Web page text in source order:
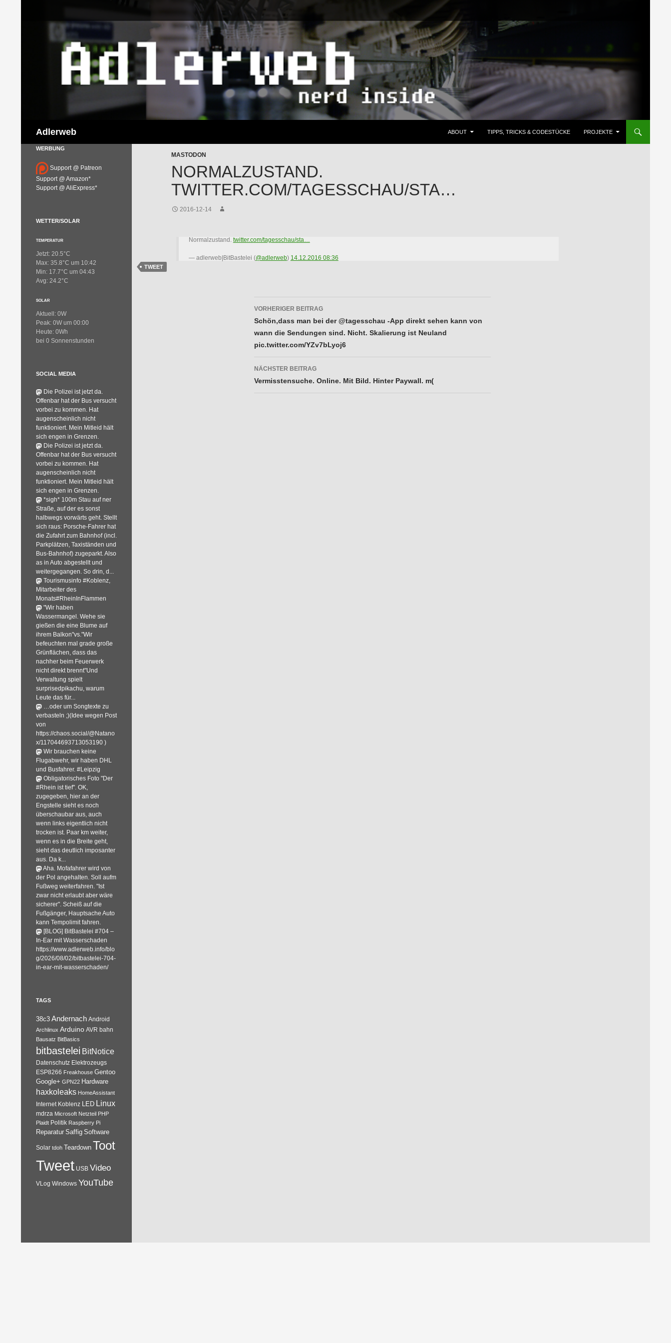
Adlerweb
ABOUT
TIPPS, TRICKS & CODESTÜCKE PROJEKTE
MASTODON
NORMALZUSTAND.
TWITTER.COM/TAGESSCHAU/STA…
2016-12-14
Normalzustand. twitter.com/tagesschau/sta…
— adlerweb|BitBastelei (@adlerweb) 14.12.2016 08:36
TWEET
Beitragsnavigation
VORHERIGER BEITRAG
Schön,dass man bei der @tagesschau -App direkt sehen kann von
wann die Sendungen sind. Nicht. Skalierung ist Neuland
pic.twitter.com/YZv7bLyoj6
NÄCHSTER BEITRAG
Vermisstensuche. Online. Mit Bild. Hinter Paywall. m(
WERBUNG
Support @ Patreon
Support @ Amazon*
Support @ AliExpress*
WETTER/SOLAR
TEMPERATUR
Jetzt: 20.5°C
Max: 35.8°C um 10:42
Min: 17.7°C um 04:43
Avg: 24.2°C
SOLAR
Aktuell: 0W
Peak: 0W um 00:00
Heute: 0Wh
bei 0 Sonnenstunden
SOCIAL MEDIA
Die Polizei ist jetzt da.
Offenbar hat der Bus versucht
vorbei zu kommen. Hat
augenscheinlich nicht
funktioniert. Mein Mitleid hält
sich engen in Grenzen.
Die Polizei ist jetzt da.
Offenbar hat der Bus versucht
vorbei zu kommen. Hat
augenscheinlich nicht
funktioniert. Mein Mitleid hält
sich engen in Grenzen.
*sigh* 100m Stau auf ner
Straße, auf der es sonst
halbwegs vorwärts geht. Stellt
sich raus: Porsche-Fahrer hat
die Zufahrt zum Bahnhof (incl.
Parkplätzen, Taxiständen und
Bus-Bahnhof) zugeparkt. Also
as in Auto abgestellt und
weitergegangen. So drin, d...
Tourismusinfo #Koblenz,
Mitarbeiter des
Monats#RheinInFlammen
"Wir haben
Wassermangel. Wehe sie
gießen die eine Blume auf
ihrem Balkon"vs."Wir
befeuchten mal grade große
Grünflächen, dass das
nachher beim Feuerwerk
nicht direkt brennt"Und
Verwaltung spielt
surprisedpikachu, warum
Leute das für...
…oder um Songtexte zu
verbasteln ;)(Idee wegen Post
von
https://chaos.social/@Natano
x/117044693713053190 )
Wir brauchen keine
Flugabwehr, wir haben DHL
und Busfahrer. #Leipzig
Obligatorisches Foto "Der
#Rhein ist tief". OK,
zugegeben, hier an der
Engstelle sieht es noch
überschaubar aus, auch
wenn links eigentlich nicht
trocken ist. Paar km weiter,
wenn es in die Breite geht,
sieht das deutlich imposanter
aus. Da k...
Aha. Mofafahrer wird von
der Pol angehalten. Soll aufm
Fußweg weiterfahren. "Ist
zwar nicht erlaubt aber wäre
sicherer". Scheiß auf die
Fußgänger, Hauptsache Auto
kann Tempolimit fahren.
[BLOG] BitBastelei #704 –
In-Ear mit Wasserschaden
https://www.adlerweb.info/blo
g/2026/08/02/bitbastelei-704-
in-ear-mit-wasserschaden/
TAGS
38c3 Andernach Android
Archlinux Arduino AVR bahn
Bausatz BitBasics
bitbastelei BitNotice
Datenschutz Elektrozeugs
ESP8266 Freakhouse Gentoo
Google+ GPN22 Hardware
haxkoleaks HomeAssistant
Internet Koblenz LED Linux
mdrza Microsoft Netzteil PHP
Plaidt Politik Raspberry Pi
Reparatur Saffig Software
Solar tdoh Teardown Toot
Tweet USB Video
VLog Windows YouTube